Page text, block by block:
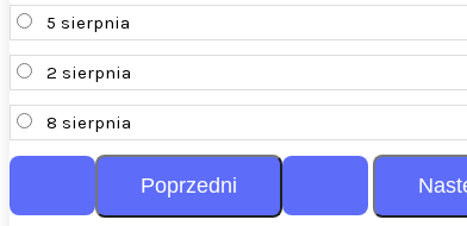
5 sierpnia
2 sierpnia
8 sierpnia